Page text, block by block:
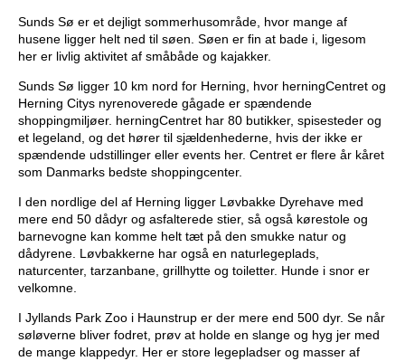
Sunds Sø er et dejligt sommerhusområde, hvor mange af
husene ligger helt ned til søen. Søen er fin at bade i, ligesom
her er livlig aktivitet af småbåde og kajakker.
Sunds Sø ligger 10 km nord for Herning, hvor herningCentret og
Herning Citys nyrenoverede gågade er spændende
shoppingmiljøer. herningCentret har 80 butikker, spisesteder og
et legeland, og det hører til sjældenhederne, hvis der ikke er
spændende udstillinger eller events her. Centret er flere år kåret
som Danmarks bedste shoppingcenter.
I den nordlige del af Herning ligger Løvbakke Dyrehave med
mere end 50 dådyr og asfalterede stier, så også kørestole og
barnevogne kan komme helt tæt på den smukke natur og
dådyrene. Løvbakkerne har også en naturlegeplads,
naturcenter, tarzanbane, grillhytte og toiletter. Hunde i snor er
velkomne.
I Jyllands Park Zoo i Haunstrup er der mere end 500 dyr. Se når
søløverne bliver fodret, prøv at holde en slange og hyg jer med
de mange klappedyr. Her er store legepladser og masser af